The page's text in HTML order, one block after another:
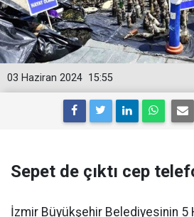
15:55
03 Haziran 2024
Sepet de çıktı cep
İzmir Büyükşehir Belediyesinin 5